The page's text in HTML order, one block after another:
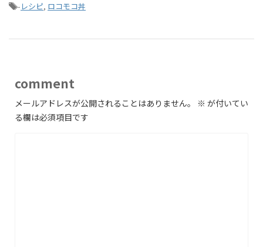
- レシピ, ロコモコ丼
comment
メールアドレスが公開されることはありません。 ※ が付いてい
る欄は必須項目です